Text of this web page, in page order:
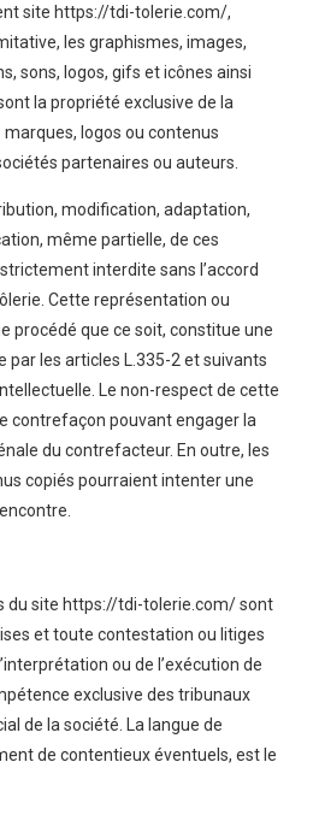
site https://tdi-tolerie.com/,
les graphismes, images,
sons, logos, gifs et icônes ainsi
la propriété exclusive de la
marques, logos ou contenus
partenaires ou auteurs.
modification, adaptation,
même partielle, de ces
interdite sans l’accord
Cette représentation ou
procédé que ce soit, constitue une
les articles L.335-2 et suivants
Le non-respect de cette
contrefaçon pouvant engager la
du contrefacteur. En outre, les
copiés pourraient intenter une
du site https://tdi-tolerie.com/ sont
et toute contestation ou litiges
ou de l’exécution de
exclusive des tribunaux
de la société. La langue de
de contentieux éventuels, est le